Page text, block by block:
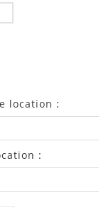
location :
: